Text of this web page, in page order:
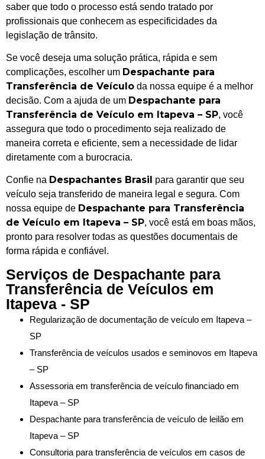
saber que todo o processo está sendo tratado por
profissionais que conhecem as especificidades da
legislação de trânsito.
Se você deseja uma solução prática, rápida e sem
complicações, escolher um Despachante para
Transferência de Veículo da nossa equipe é a melhor
decisão. Com a ajuda de um Despachante para
Transferência de Veículo em Itapeva – SP, você
assegura que todo o procedimento seja realizado de
maneira correta e eficiente, sem a necessidade de lidar
diretamente com a burocracia.
Confie na Despachantes Brasil
para garantir que seu
veículo seja transferido de maneira legal e segura. Com
nossa equipe de Despachante para Transferência
de Veículo em Itapeva – SP, você está em boas mãos,
pronto para resolver todas as questões documentais de
forma rápida e confiável.
Serviços de Despachante para
Transferência de Veículos em
Itapeva - SP
Regularização de documentação de veículo em Itapeva –
SP
Transferência de veículos usados e seminovos em Itapeva
– SP
Assessoria em transferência de veículo financiado em
Itapeva – SP
Despachante para transferência de veículo de leilão em
Itapeva – SP
Consultoria para transferência de veículos em casos de